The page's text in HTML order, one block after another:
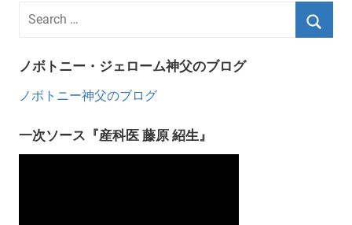
ノボトニー・ジェローム神父のブログ
ノボトニー神父のブログ
一次ソース『産科医 藤原 紹生』